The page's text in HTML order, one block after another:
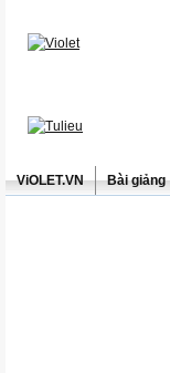
ViOLET.VN Bài giảng